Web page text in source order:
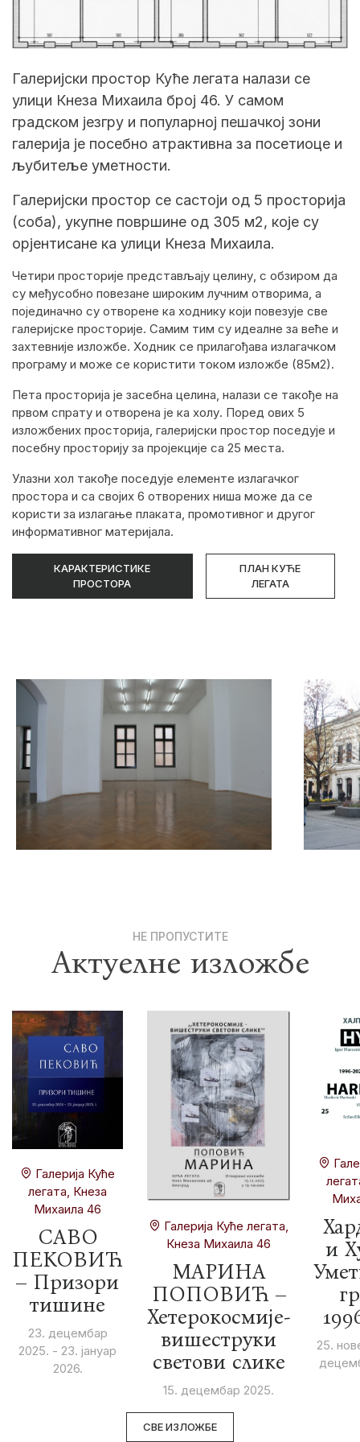
Галеријски простор Куће легата налази се
улици Кнеза Михаила број 46. У самом
градском језгру и популарној пешачкој зони
галерија је посебно атрактивна за посетиоце и
љубитеље уметности.
Галеријски простор се састоји од 5 просторија
(соба), укупне површине од 305 м2, које су
орјентисане ка улици Кнеза Михаила.
Четири просторије представљају целину, с обзиром да
су међусобно повезане широким лучним отворима, а
појединачно су отворене ка ходнику који повезује све
галеријске просторије. Самим тим су идеалне за веће и
захтевније изложбе. Ходник се прилагођава излагачком
програму и може се користити током изложбе (85м2).
Пета просторија је засебна целина, налази се такође на
првом спрату и отворена је ка холу. Поред ових 5
изложбених просторија, галеријски простор поседује и
посебну просторију за пројекције са 25 места.
Улазни хол такође поседује елементе излагачког
простора и са својих 6 отворених ниша може да се
користи за излагање плаката, промотивног и другог
информативног материјала.
КАРАКТЕРИСТИКЕ
ПРОСТОРА
ПЛАН КУЋЕ
ЛЕГАТА
НЕ ПРОПУСТИТЕ
Актуелне изложбе
Галерија Куће
легата, Кнеза
Михаила 46
САВО
ПЕКОВИЋ
– Призори
тишине
23. децембар
2025. - 23. јануар
2026.
Галерија Куће легата,
Кнеза Михаила 46
МАРИНА
ПОПОВИЋ –
Хетерокосмије-
вишеструки
светови слике
15. децембар 2025.
и
25.
СВЕ ИЗЛОЖБЕ